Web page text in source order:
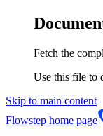
Fetch the
Use this file to
Skip to main content
Flowstep home page